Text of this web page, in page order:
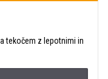
tekočem z lepotnimi in